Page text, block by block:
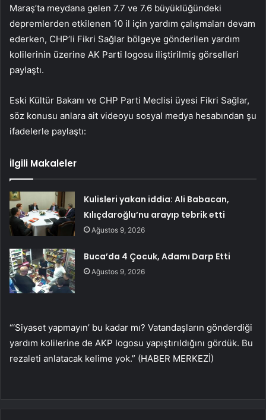
Maraş’ta meydana gelen 7.7 ve 7.6 büyüklüğündeki
depremlerden etkilenen 10 il için yardım çalışmaları devam
ederken, CHP’li Fikri Sağlar bölgeye gönderilen yardım
kolilerinin üzerine AK Parti logosu iliştirilmiş görselleri
paylaştı.
Eski Kültür Bakanı ve CHP Parti Meclisi üyesi Fikri Sağlar,
söz konusu anlara ait videoyu sosyal medya hesabından şu
ifadelerle paylaştı:
İlgili Makaleler
Kulisleri yakan iddia: Ali Babacan,
Kılıçdaroğlu’nu arayıp tebrik etti
Ağustos 9, 2026
Buca’da 4 Çocuk, Adamı Darp Etti
Ağustos 9, 2026
“‘Siyaset yapmayın’ bu kadar mı? Vatandaşların gönderdiği
yardım kolilerine de AKP logosu yapıştırıldığını gördük. Bu
rezaleti anlatacak kelime yok.” (HABER MERKEZİ)